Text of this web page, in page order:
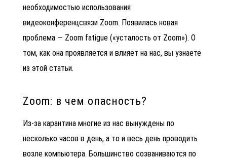
необходимостью использования
видеоконференцсвязи Zoom. Появилась новая
проблема — Zoom fatigue («усталость от Zoom»). О
том, как она проявляется и влияет на нас, вы узнаете
из этой статьи.
Zoom: в чем опасность?
Из-за карантина многие из нас вынуждены по
несколько часов в день, а то и весь день проводить
возле компьютера. Большинство созваниваются по